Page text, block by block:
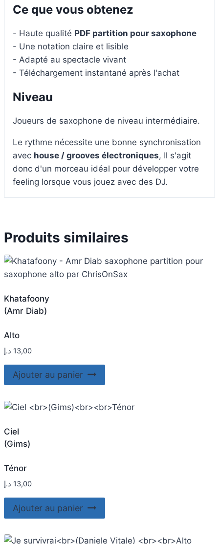
Ce que vous obtenez
- Haute qualité PDF partition pour saxophone
- Une notation claire et lisible
- Adapté au spectacle vivant
- Téléchargement instantané après l'achat
Niveau
Joueurs de saxophone de niveau intermédiaire.
Le rythme nécessite une bonne synchronisation
avec house / grooves électroniques, Il s'agit
donc d'un morceau idéal pour développer votre
feeling lorsque vous jouez avec des DJ.
Produits similaires
Khatafoony
(Amr Diab)
Alto
13,00 د.إ
Ajouter au panier
Ciel
(Gims)
Ténor
13,00 د.إ
Ajouter au panier